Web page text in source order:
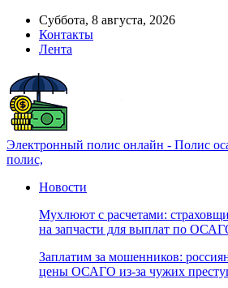
Суббота, 8 августа, 2026
Контакты
Лента
Электронный полис онлайн - Полис
полис,
Новости
Мухлюют с расчетами:
на запчасти для выплат по
Заплатим за мошенников:
цены ОСАГО из-за чужих